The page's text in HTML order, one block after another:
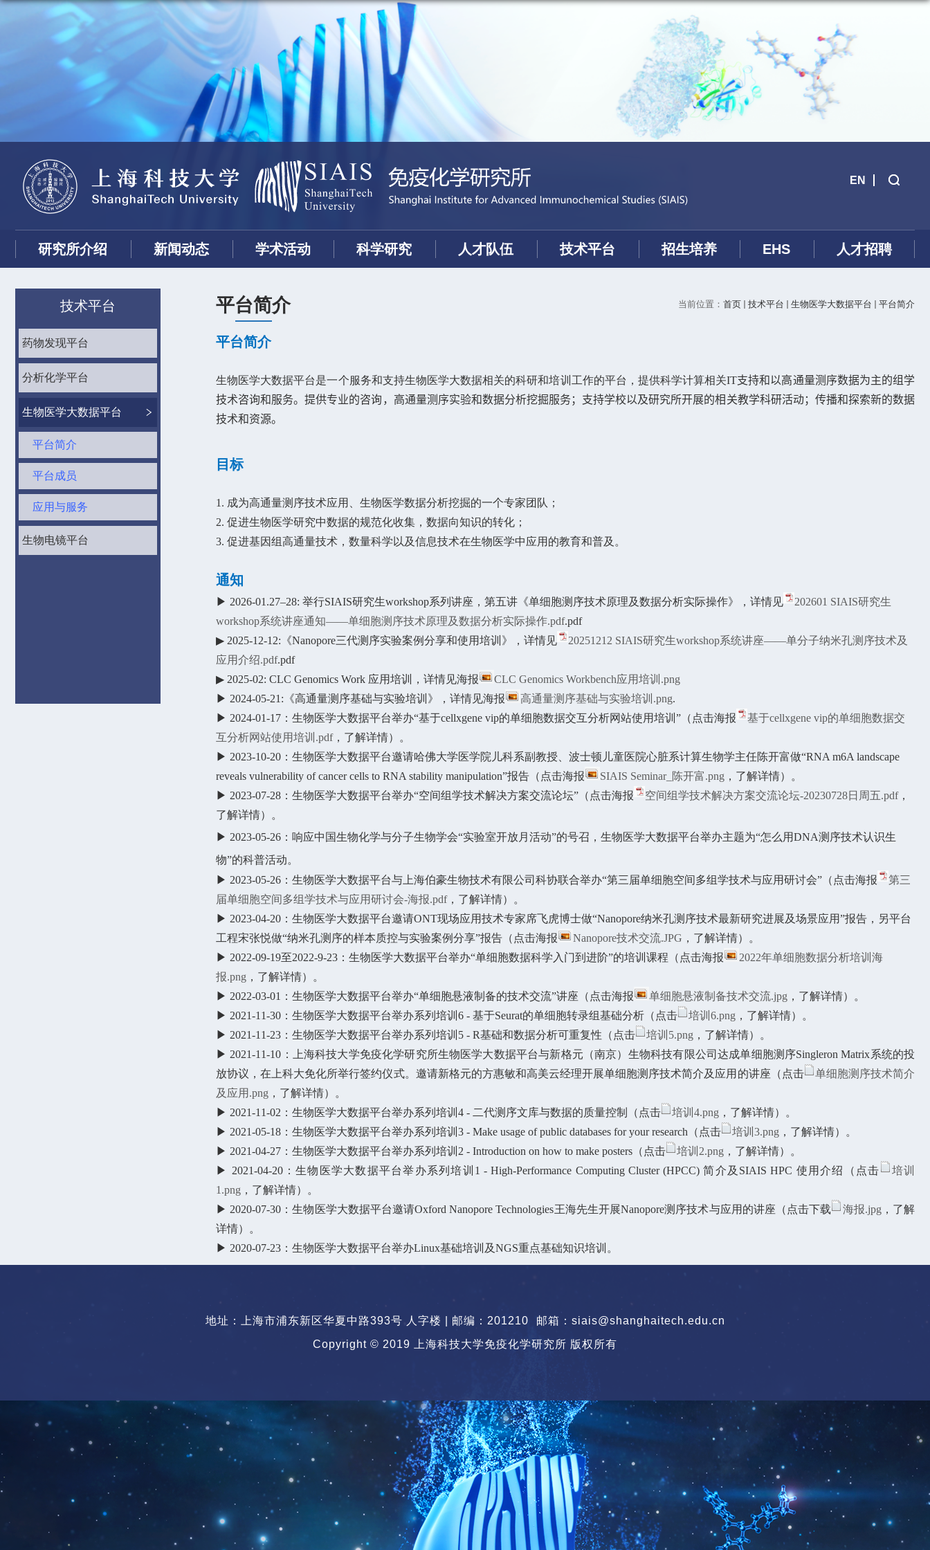
EN
研究所介绍 新闻动态 学术活动 科学研究 人才队伍 技术平台 招生培养 EHS 人才招聘
技术平台
药物发现平台
分析化学平台
生物医学大数据平台
平台简介
平台成员
应用与服务
生物电镜平台
当前位置： 首页 技术平台 生物医学大数据平台 平台简介
平台简介
平台简介
生物医学大数据平台是一个服务和支持生物医学大数据相关的科研和培训工作的平台，提供科学计算相关IT支持和以高通量测序数据为主的组学
技术咨询和服务。提供专业的咨询 ，高通量测序实验和数据分析挖掘服务； 支持学校以及研究所开展的相关教学科研活动；传播和探索新的数据
技术和资源。
目标
1. 成为高通量测序技术应用、 生物医学数据分析挖掘的一个专家团队；
2. 促进生物医学研究中数据的规范化收集， 数据向知识的转化 ；
3. 促进基因组高通量技术，数量科学以及信息技术在生物医学中应用的教育和普及。
通知
▶ 2026-01.27–28: 举行SIAIS研究生workshop系列讲座，第五讲《单细胞测序技术原理及数据分析实际操作》，详情见
202601 SIAIS研究生
workshop系统讲座通知——单细胞测序技术原理及数据分析实际操作.pdf.pdf
▶ 2025-12-12:《Nanopore三代测序实验案例分享和使用培训》，详情见
20251212 SIAIS研究生workshop系统讲座——单分子纳米孔测序技术及
应用介绍.pdf.pdf
▶ 2025-02: CLC Genomics Work 应用培训，详情见海报
CLC Genomics Workbench应用培训.png
▶ 2024-05-21:《高通量测序基础与实验培训》，详情见海报
高通量测序基础与实验培训.png.
▶ 2024-01-17：生物医学大数据平台举办“基于cellxgene vip的单细胞数据交互分析网站使用培训”（点击海报
基于cellxgene vip的单细胞数据交
互分析网站使用培训.pdf，了解详情）。
▶ 2023-10-20：生物医学大数据平台邀请哈佛大学医学院儿科系副教授、波士顿儿童医院心脏系计算生物学主任陈开富做“RNA m6A landscape
reveals vulnerability of cancer cells to RNA stability manipulation”报告（点击海报 SIAIS Seminar_陈开富.png ，了解详情）。
▶ 2023-07-28：生物医学大数据平台举办“空间组学技术解决方案交流论坛”（点击海报
空间组学技术解决方案交流论坛-20230728日周五.pdf，
了解详情）。
▶ 2023-05-26： 响应中国生物化学与分子生物学会“实验室开放月活动”的号召， 生物医学大数据平台举办主题为“怎么用DNA测序技术认识生
物”的科普活动。
▶ 2023-05-26：生物医学大数据平台与上海伯豪生物技术有限公司科协联合举办“第三届单细胞空间多组学技术与应用研讨会”（点击海报
第三
届单细胞空间多组学技术与应用研讨会-海报.pdf，了解详情）。
▶ 2023-04-20：生物医学大数据平台邀请ONT现场应用技术专家席飞虎博士做“Nanopore纳米孔测序技术最新研究进展及场景应用”报告，另平台
工程宋张悦做“纳米孔测序的样本质控与实验案例分享”报告（点击海报
Nanopore技术交流.JPG ，了解详情）。
▶ 2022-09-19至2022-9-23：生物医学大数据平台举办“单细胞数据科学入门到进阶”的培训课程（点击海报
2022年单细胞数据分析培训海
报.png ，了解详情）。
▶ 2022-03-01：生物医学大数据平台举办“单细胞悬液制备的技术交流”讲座（点击海报
单细胞悬液制备技术交流.jpg ，了解详情）。
▶ 2021-11-30：生物医学大数据平台举办系列培训6 - 基于Seurat的单细胞转录组基础分析（点击
培训6.png ，了解详情）。
▶ 2021-11-23：生物医学大数据平台举办系列培训5 - R基础和数据分析可重复性（点击
培训5.png ，了解详情）。
▶ 2021-11-10：上海科技大学免疫化学研究所生物医学大数据平台与新格元（南京）生物科技有限公司达成单细胞测序Singleron Matrix系统的投
放协议，在上科大免化所举行签约仪式。邀请新格元的方惠敏和高美云经理开展单细胞测序技术简介及应用的讲座（点击
单细胞测序技术简介
及应用.png ，了解详情）。
▶ 2021-11-02：生物医学大数据平台举办系列培训4 - 二代测序文库与数据的质量控制（点击
培训4.png ，了解详情）。
▶ 2021-05-18：生物医学大数据平台举办系列培训3 - Make usage of public databases for your research （点击 培训3.png ，了解详情）
。
▶ 2021-04-27：生物医学大数据平台举办系列培训2 - Introduction on how to make posters（点击
培训2.png ，了解详情）。
▶ 2021-04-20：生物医学大数据平台举办系列培训1 - High-Performance Computing Cluster (HPCC) 简介及SIAIS HPC 使用介绍
（点击
培训
1.png ，了解详情）
。
▶ 2020-07-30：生物医学大数据平台邀请Oxford Nanopore Technologies王海先生开展Nanopore测序技术与应用的讲座（点击下载
海报.jpg ，了解
详情）。
▶ 2020-07-23：生物医学大数据平台举办Linux基础培训及NGS重点基础知识培训。
地址：上海市浦东新区华夏中路393号 人字楼 | 邮编：201210
邮箱：siais@shanghaitech.edu.cn
Copyright © 2019 上海科技大学免疫化学研究所 版权所有